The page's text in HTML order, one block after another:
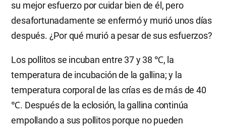
su mejor esfuerzo por cuidar bien de él, pero
desafortunadamente se enfermó y murió unos días
después. ¿Por qué murió a pesar de sus esfuerzos?
Los pollitos se incuban entre 37 y 38 ℃, la
temperatura de incubación de la gallina; y la
temperatura corporal de las crías es de más de 40
℃. Después de la eclosión, la gallina continúa
empollando a sus pollitos porque no pueden